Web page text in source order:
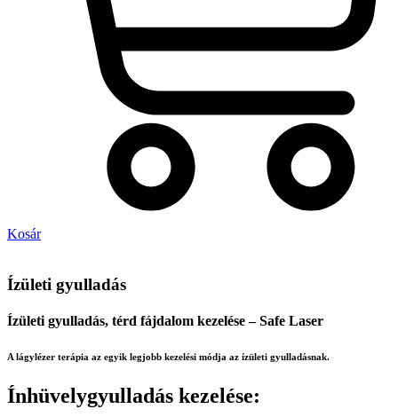
Kosár
Ízületi gyulladás
Ízületi gyulladás, térd fájdalom kezelése – Safe Laser
A lágylézer terápia az egyik legjobb kezelési módja az ízületi gyulladásnak.
Ínhüvelygyulladás kezelése: